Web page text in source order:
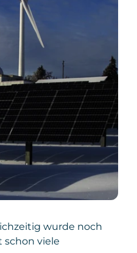
wurde noch
schon viele